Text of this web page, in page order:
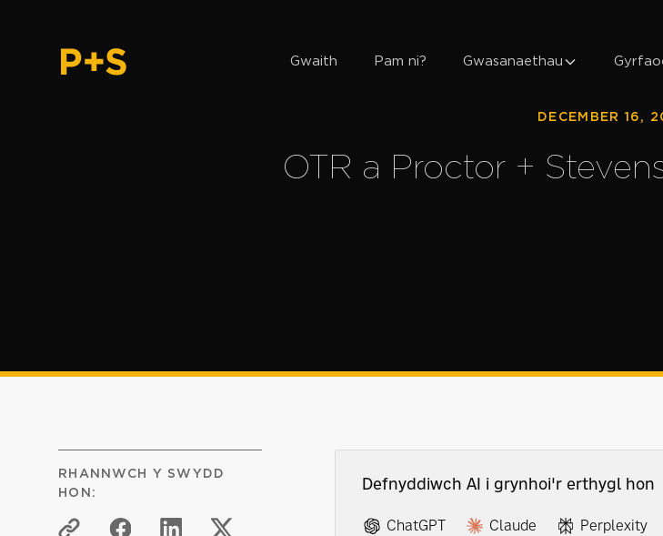
Gwaith Pam ni? Gwasanaethau
DECEMBER 16,
OTR a Proctor +
RHANNWCH Y SWYDD
HON:
Defnyddiwch AI i grynhoi'r erthygl hon
ChatGPT Claude Perplexity